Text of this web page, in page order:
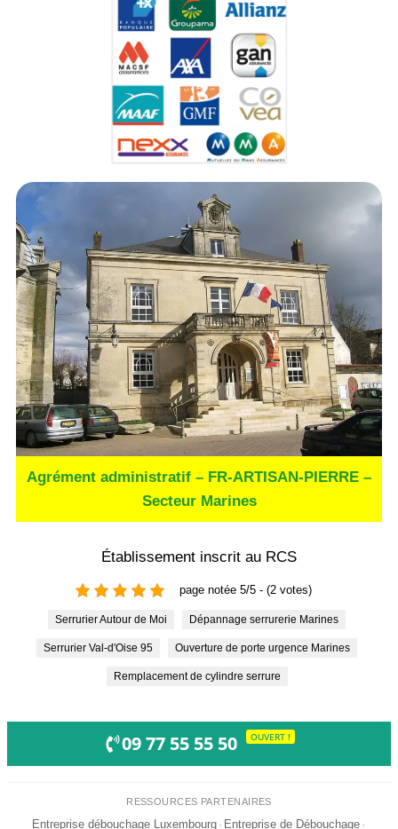
Agrément administratif – FR-ARTISAN-PIERRE –
Secteur Marines
Établissement inscrit au RCS
page notée 5/5 - (2 votes)
Serrurier Autour de Moi Dépannage serrurerie Marines
Serrurier Val-d'Oise 95 Ouverture de porte urgence Marines
Remplacement de cylindre serrure
09 77 55 55 50 OUVERT !
RESSOURCES PARTENAIRES
Entreprise débouchage Luxembourg · Entreprise de Débouchage ·